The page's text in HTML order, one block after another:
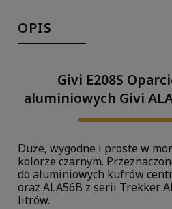
OPIS
Givi E208S
aluminiowych Givi
Duże, wygodne i proste w
kolorze czarnym.
do aluminiowych kufrów
oraz ALA56B z serii Trekker
litrów.